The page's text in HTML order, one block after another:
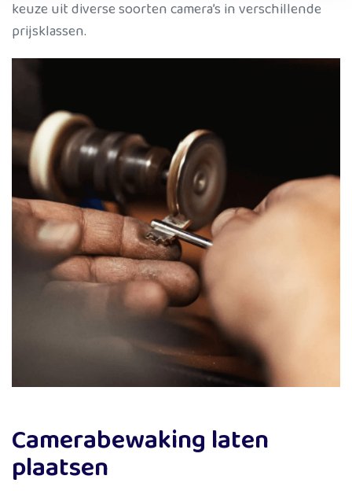
keuze uit diverse soorten camera’s in verschillende
prijsklassen.
Camerabewaking laten
plaatsen